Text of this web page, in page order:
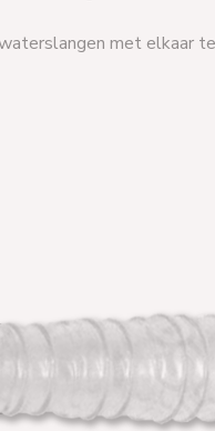
met elkaar